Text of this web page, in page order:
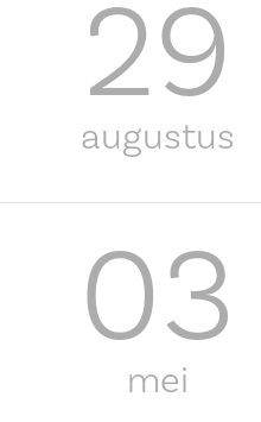
29
augustus
03
mei